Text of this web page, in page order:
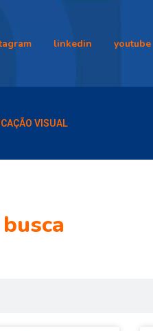
linkedin youtube
VISUAL